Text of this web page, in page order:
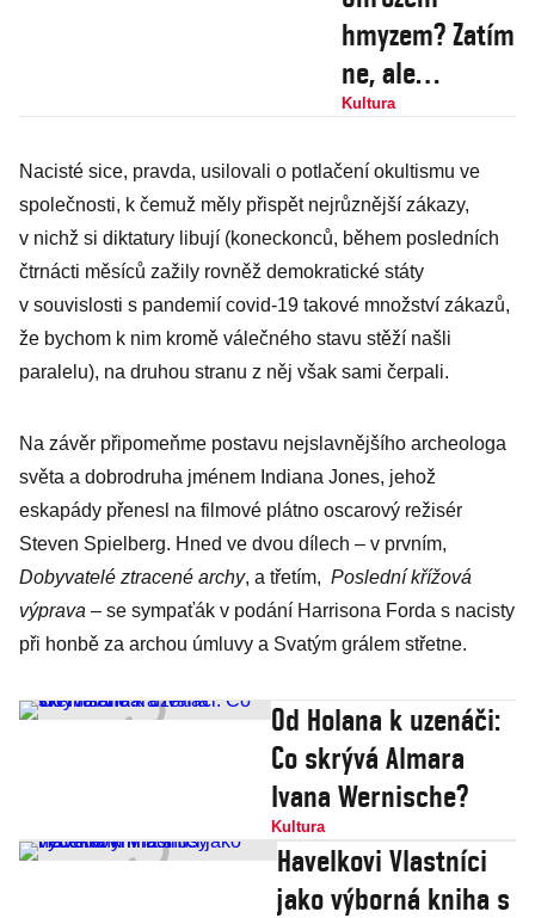
hmyzem? Zatím
ne, ale
počkejte na
Mšice, vši,
krtonožky a
další už se na
vás těší
Kultura
Nacisté sice, pravda, usilovali o potlačení okultismu ve
společnosti, k čemuž měly přispět nejrůznější zákazy,
v nichž si diktatury libují (koneckonců, během posledních
čtrnácti měsíců zažily rovněž demokratické státy
v souvislosti s pandemií covid-19 takové množství zákazů,
že bychom k nim kromě válečného stavu stěží našli
paralelu), na druhou stranu z něj však sami čerpali.
Na závěr připomeňme postavu nejslavnějšího archeologa
světa a dobrodruha jménem Indiana Jones, jehož
eskapády přenesl na filmové plátno oscarový režisér
Steven Spielberg. Hned ve dvou dílech – v prvním,
Dobyvatelé ztracené archy, a třetím, Poslední křížová
výprava – se sympaťák v podání Harrisona Forda s nacisty
při honbě za archou úmluvy a Svatým grálem střetne.
Od Holana k uzenáči:
Co skrývá Almara
Ivana Wernische?
Kultura
Havelkovi Vlastníci
jako výborná kniha s